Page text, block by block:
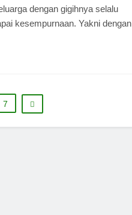
dengan gigihnya selalu
kesempurnaan. Yakni dengan
7